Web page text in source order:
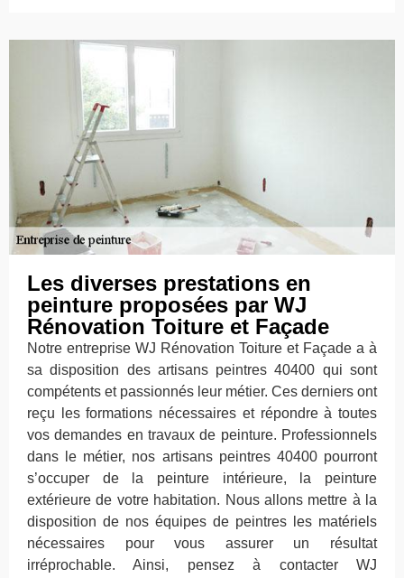
Les diverses prestations en
peinture proposées par WJ
Rénovation Toiture et Façade
Notre entreprise WJ Rénovation Toiture et Façade a à
sa disposition des artisans peintres 40400 qui sont
compétents et passionnés leur métier. Ces derniers ont
reçu les formations nécessaires et répondre à toutes
vos demandes en travaux de peinture. Professionnels
dans le métier, nos artisans peintres 40400 pourront
s’occuper de la peinture intérieure, la peinture
extérieure de votre habitation. Nous allons mettre à la
disposition de nos équipes de peintres les matériels
nécessaires pour vous assurer un résultat
irréprochable. Ainsi, pensez à contacter WJ